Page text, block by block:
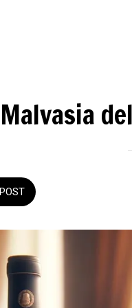
Malvasia
POST